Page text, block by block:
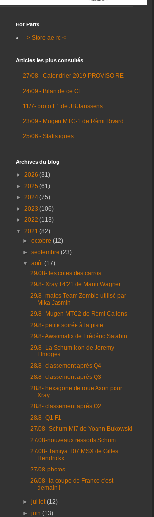
Hot Parts
--> Store ae-rc <--
Articles les plus consultés
27/08 - Calendrier 2019 PROVISOIRE
24/09 - Bilan de ce CF
11/7- proto F1 de JB Janssens
23/09 - Mugen MTC-1 de Rémi Rivard
25/06 - Statistiques
Archives du blog
► 2026 (31)
► 2025 (61)
► 2024 (75)
► 2023 (106)
► 2022 (113)
▼ 2021 (82)
►octobre(12)
►septembre(23)
▼août(17)
29/08- les cotes des carros
29/8- Xray T4'21 de Manu Wagner
29/8- matos Team Zombie utilisé par
Mika Jasmin
29/8- Mugen MTC2 de Rémi Callens
29/8- petite soirée à la piste
29/8- Awsomatix de Frédéric Satabin
29/8- La Schum Icon de Jeremy
Limoges
28/8- classement après Q4
28/8- classement après Q3
28/8- hexagone de roue Axon pour
Xray
28/8- classement après Q2
28/8- Q1 F1
27/08- Schum MI7 de Yoann Bukowski
27/08-nouveaux ressorts Schum
27/08- Tamiya T07 MSX de Gilles
Hendrickx
27/08-photos
26/08- la coupe de France c'est
demain !
►juillet(12)
►juin(13)